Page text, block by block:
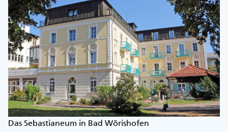
Das Sebastianeum in Bad Wörishofen